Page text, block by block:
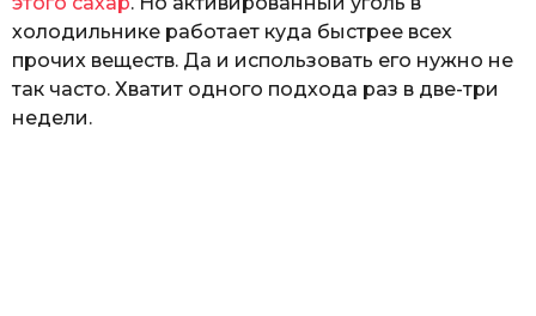
холодильнике работает куда быстрее всех
прочих веществ. Да и использовать его нужно не
так часто. Хватит одного подхода раз в две-три
недели.